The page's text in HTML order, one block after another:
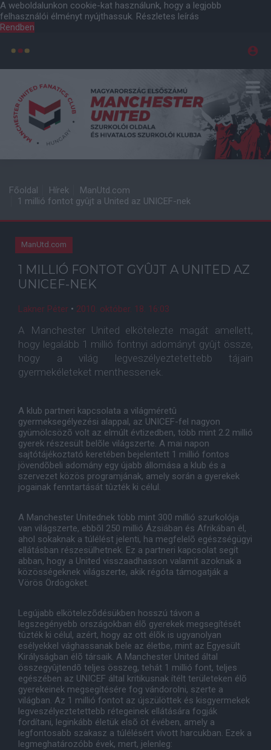
A weboldalunkon cookie-kat használunk, hogy a legjobb
felhasználói élményt nyújthassuk. Részletes leírás
Rendben
Főoldal Hírek
ManUtd.com
1 millió fontot gyûjt a United az UNICEF-nek
ManUtd.com
1 MILLIÓ FONTOT GYÛJT A UNITED AZ
UNICEF-NEK
Lakner Péter • 2010. október. 18. 16:03
A Manchester United elkötelezte magát amellett,
hogy legalább 1 millió fontnyi adományt gyûjt össze,
hogy a világ legveszélyeztetettebb tájain
gyermekéleteket menthessenek.
A klub partneri kapcsolata a világméretû
gyermeksegélyezési alappal, az UNICEF-fel nagyon
gyümölcsözõ volt az elmúlt évtizedben, több mint 2.2 millió
gyerek részesült belõle világszerte. A mai napon
sajtótájékoztató keretében bejelentett 1 millió fontos
jövendõbeli adomány egy újabb állomása a klub és a
szervezet közös programjának, amely során a gyerekek
jogainak fenntartását tûzték ki célul.
A Manchester Unitednek több mint 300 millió szurkolója
van világszerte, ebbõl 250 millió Ázsiában és Afrikában él,
ahol sokaknak a túlélést jelenti, ha megfelelõ egészségügyi
ellátásban részesülhetnek. Ez a partneri kapcsolat segít
abban, hogy a United visszaadhasson valamit azoknak a
közösségeknek világszerte, akik régóta támogatják a
Vörös Ördögöket.
Legújabb elkötelezõdésükben hosszú távon a
legszegényebb országokban élõ gyerekek megsegítését
tûzték ki célul, azért, hogy az ott élõk is ugyanolyan
esélyekkel vághassanak bele az életbe, mint az Egyesült
Királyságban élõ társaik. A Manchester United által
összegyûjtendõ teljes összeg, tehát 1 millió font, teljes
egészében az UNICEF által kritikusnak ítélt területeken élõ
gyerekeinek megsegítésére fog vándorolni, szerte a
világban. Az 1 millió fontot az újszülöttek és kisgyermekek
legveszélyeztetettebb rétegeinek ellátására fogják
fordítani, leginkább életük elsõ öt évében, amely a
legfontosabb szakasz a túlélésért vívott harcukban. Ezek a
legmeghatározóbb évek, mert, jelenleg: